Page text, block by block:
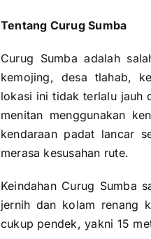
Tentang Curug Sumba
Curug Sumba adalah
kemojing, desa tlahab,
lokasi ini tidak terlalu jauh
menitan menggunakan
kendaraan padat lancar
merasa kesusahan rute.
Keindahan Curug Sumba
jernih dan kolam renang
cukup pendek, yakni 15